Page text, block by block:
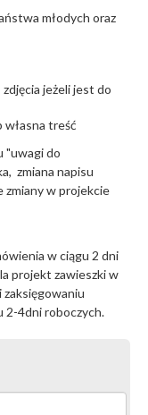
młodych oraz
jeżeli jest do
własna treść
"uwagi do
zmiana napisu
zmiany w projekcie
w ciągu 2 dni
projekt zawieszki w
zaksięgowaniu
2-4dni roboczych.